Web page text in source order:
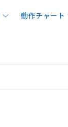
動作チャート